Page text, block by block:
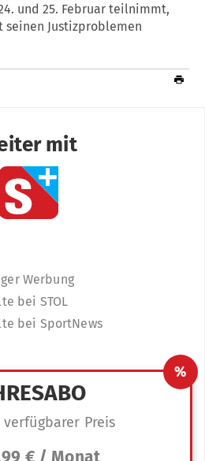
und 25. Februar teilnimmt,
Justizproblemen